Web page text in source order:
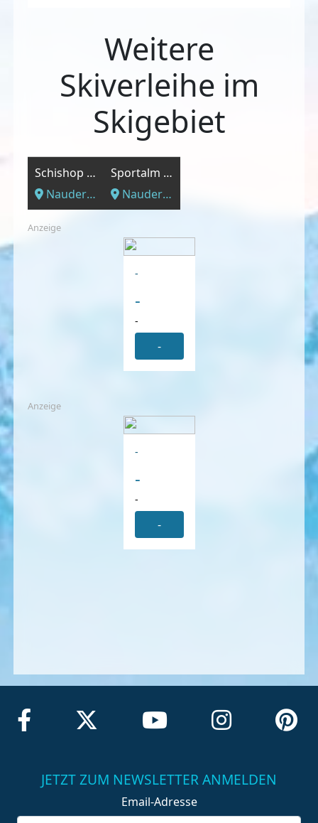
Weitere
Skiverleihe im
Skigebiet
Schishop Dilitz
Nauders, Tirol
Sportalm Wassermann GmbH
Nauders, Tirol
Anzeige
-
-
-
-
Anzeige
-
-
-
-
JETZT ZUM NEWSLETTER ANMELDEN
Email-Adresse